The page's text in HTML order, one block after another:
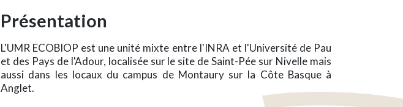
Présentation
L'UMR ECOBIOP est une unité mixte entre l'INRA et l'Université de Pau
et des Pays de l'Adour, localisée sur le site de Saint-Pée sur Nivelle mais
aussi dans les locaux du campus de Montaury sur la Côte Basque à
Anglet.